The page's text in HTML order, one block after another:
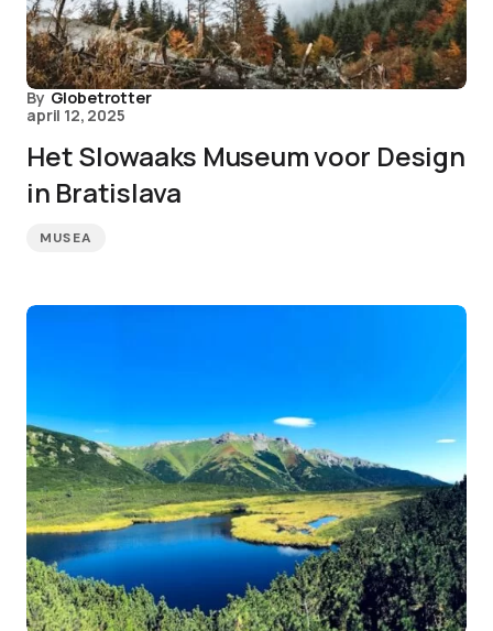
By Globetrotter
april 12, 2025
Het Slowaaks Museum voor Design
in Bratislava
MUSEA